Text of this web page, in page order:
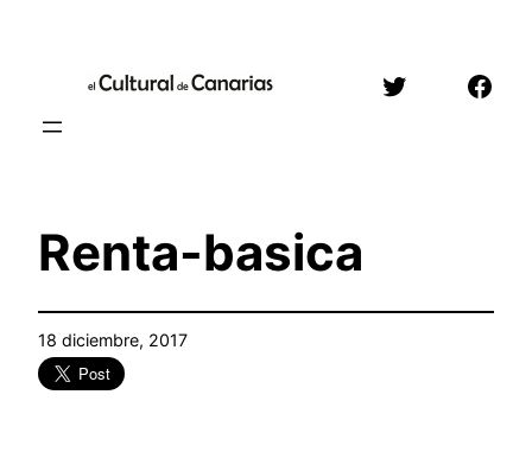
contenido
Twitter
Renta-basica
18 diciembre, 2017